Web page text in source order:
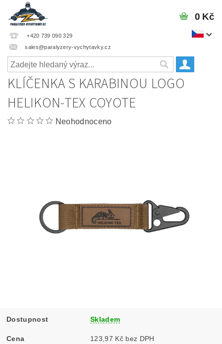
+420 739 090 329
sales@paralyzery-vychytavky.cz
0 Kč
KLÍČENKA S KARABINOU LOGO
HELIKON-TEX COYOTE
Neohodnoceno
Dostupnost Skladem
Cena 123,97 Kč bez DPH